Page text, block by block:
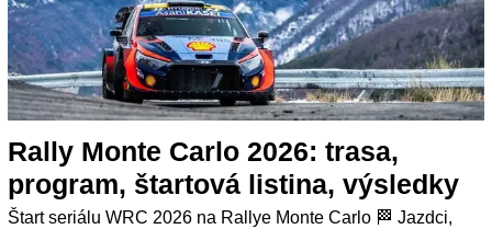
Rally Monte Carlo 2026: trasa,
program, štartová listina, výsledky
Štart seriálu WRC 2026 na Rallye Monte Carlo 🏁 Jazdci,